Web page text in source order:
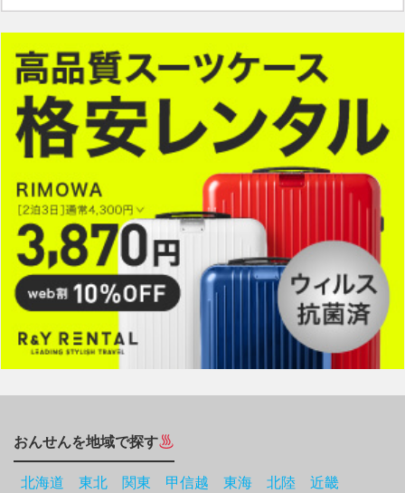
おんせんを地域で探す
北海道 東北 関東 甲信越 東海 北陸 近畿